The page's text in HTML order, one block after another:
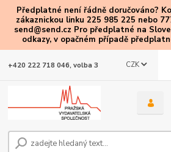
Předplatné není řádně doručováno?
zákaznickou linku 225 985 225 nebo
send@send.cz Pro předplatné na
odkazy, v opačném případě
CZK
+420 222 718 046, volba 3